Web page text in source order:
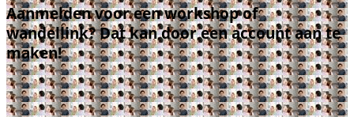
Aanmelden voor een workshop of
wandellink? Dat kan door een account aan te
maken!